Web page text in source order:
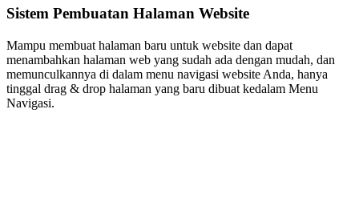
Sistem Pembuatan Halaman Website
Mampu membuat halaman baru untuk website dan dapat
menambahkan halaman web yang sudah ada dengan mudah, dan
memunculkannya di dalam menu navigasi website Anda, hanya
tinggal drag & drop halaman yang baru dibuat kedalam Menu
Navigasi.